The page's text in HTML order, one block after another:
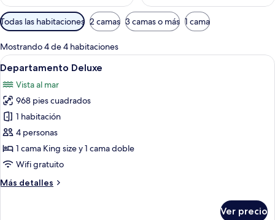
Filtros
disponibles
para
las
habitaciones
Todas las habitaciones 2 camas 3 camas o más 1 cama
Mostrando 4 de 4 habitaciones
Abrir
todas
las
fotos
de
Departamento
Deluxe
Un dormitorio con una cama
14
Departamento Deluxe
Vista al mar
968 pies cuadrados
1 habitación
4 personas
1 cama King size y 1 cama doble
Wifi gratuito
Más detalles
Más
Ver precio